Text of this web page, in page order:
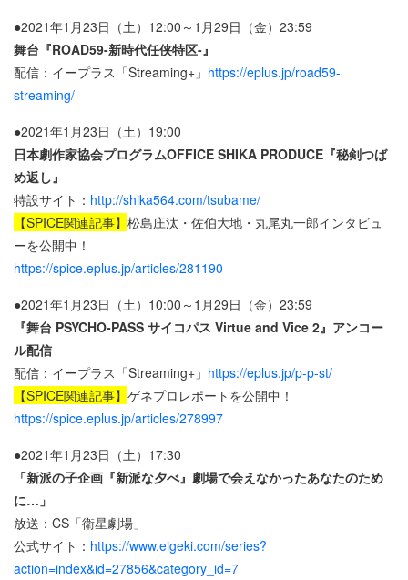
●2021年1月23日（土）12:00～1月29日（金）23:59
舞台『ROAD59-新時代任侠特区-』
配信：イープラス「Streaming+」 https://eplus.jp/road59-
streaming/
●2021年1月23日（土）19:00
日本劇作家協会プログラムOFFICE SHIKA PRODUCE『秘剣つば
め返し』
特設サイト： http://shika564.com/tsubame/
【SPICE関連記事】 松島庄汰・佐伯大地・丸尾丸一郎インタビュ
ーを公開中！
https://spice.eplus.jp/articles/281190
●2021年1月23日（土）10:00～1月29日（金）23:59
『舞台 PSYCHO-PASS サイコパス Virtue and Vice 2』アンコー
ル配信
配信：イープラス「Streaming+」 https://eplus.jp/p-p-st/
【SPICE関連記事】 ゲネプロレポートを公開中！
https://spice.eplus.jp/articles/278997
●2021年1月23日（土）17:30
「新派の子企画『新派な夕べ』劇場で会えなかったあなたのため
に…」
放送：CS「衛星劇場」
公式サイト： https://www.eigeki.com/series?
action=index&id=27856&category_id=7